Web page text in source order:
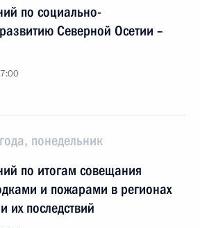
по социально-
Северной Осетии –
понедельник
по итогам совещания
и пожарами в регионах
их последствий